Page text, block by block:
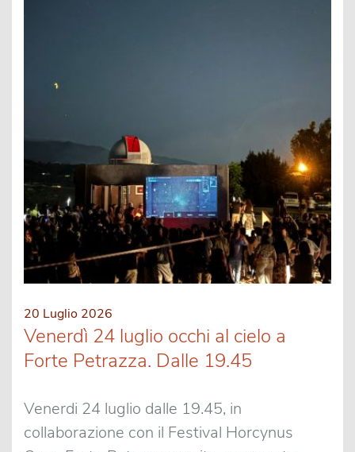
20 Luglio 2026
Venerdì 24 luglio occhi al cielo a
Forte Petrazza. Dalle 19.45
Venerdi 24 luglio dalle 19.45, in
collaborazione con il Festival Horcynus